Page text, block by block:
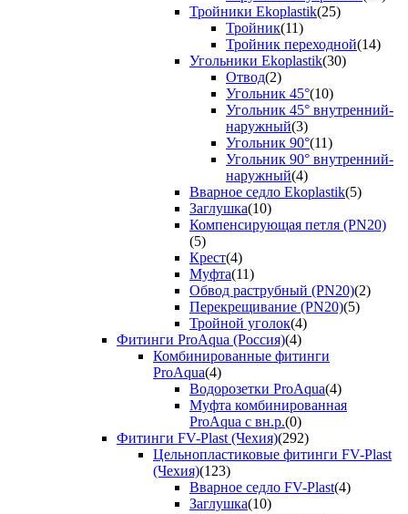
Тройники Ekoplastik(25)
Тройник(11)
Тройник переходной(14)
Угольники Ekoplastik(30)
Отвод(2)
Угольник 45°(10)
Угольник 45° внутренний-
наружный(3)
Угольник 90°(11)
Угольник 90° внутренний-
наружный(4)
Вварное седло Ekoplastik(5)
Заглушка(10)
Компенсирующая петля (PN20)
(5)
Крест(4)
Муфта(11)
Обвод раструбный (PN20)(2)
Перекрещивание (PN20)(5)
Тройной уголок(4)
Фитинги ProAqua (Россия)(4)
Комбинированные фитинги
ProAqua(4)
Водорозетки ProAqua(4)
Муфта комбинированная
ProAqua с вн.р.(0)
Фитинги FV-Plast (Чехия)(292)
Цельнопластиковые фитинги FV-Plast
(Чехия)(123)
Вварное седло FV-Plast(4)
Заглушка(10)